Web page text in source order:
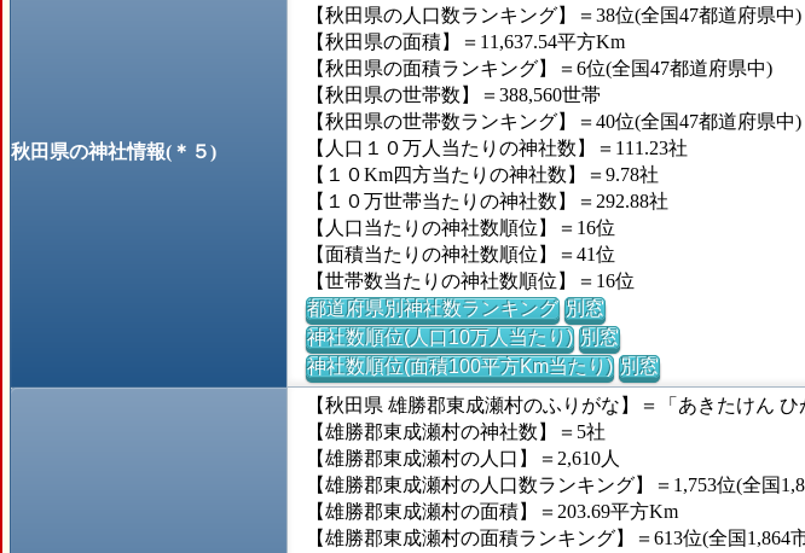
秋田県の神社情報(＊５)
【秋田県の人口数ランキング】＝38位(全国47都道府県中)
【秋田県の面積】＝11,637.54平方Km
【秋田県の面積ランキング】＝6位(全国47都道府県中)
【秋田県の世帯数】＝388,560世帯
【秋田県の世帯数ランキング】＝40位(全国47都道府県中)
【人口１０万人当たりの神社数】＝111.23社
【１０Km四方当たりの神社数】＝9.78社
【１０万世帯当たりの神社数】＝292.88社
【人口当たりの神社数順位】＝16位
【面積当たりの神社数順位】＝41位
【世帯数当たりの神社数順位】＝16位
都道府県別神社数ランキング 別窓
神社数順位(人口10万人当たり) 別窓
神社数順位(面積100平方Km当たり) 別窓
【秋田県 雄勝郡東成瀬村のふりがな】＝「あきたけん ひ
【雄勝郡東成瀬村の神社数】＝5社
【雄勝郡東成瀬村の人口】＝2,610人
【雄勝郡東成瀬村の人口数ランキング】＝1,753位(全国
【雄勝郡東成瀬村の面積】＝203.69平方Km
【雄勝郡東成瀬村の面積ランキング】＝613位(全国1,864